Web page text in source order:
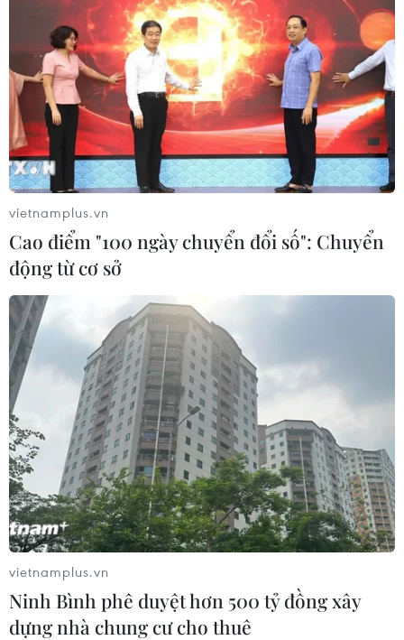
vietnamplus.vn
Cao điểm "100 ngày chuyển đổi số": Chuyển
động từ cơ sở
vietnamplus.vn
Ninh Bình phê duyệt hơn 500 tỷ đồng xây
dựng nhà chung cư cho thuê